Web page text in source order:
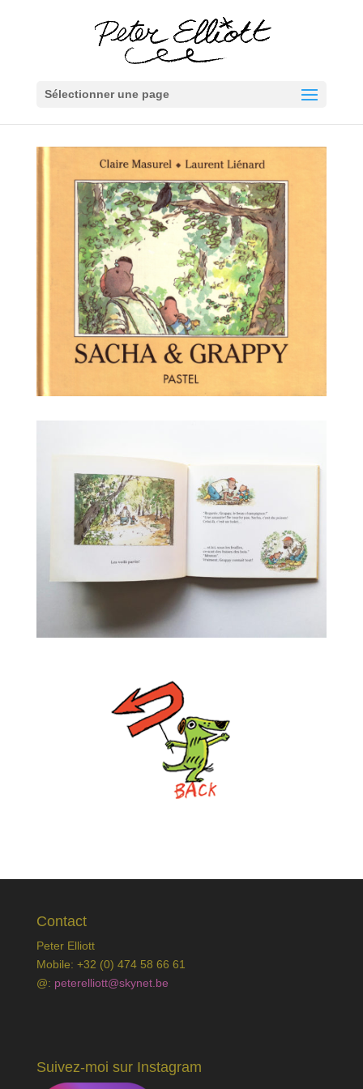
Sélectionner une page
Contact
Peter Elliott
Mobile: +32 (0) 474 58 66 61
@: peterelliott@skynet.be
Suivez-moi sur Instagram